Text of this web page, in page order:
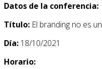
Datos de la conferencia:
Título: El branding no es
Día: 18/10/2021
Horario: